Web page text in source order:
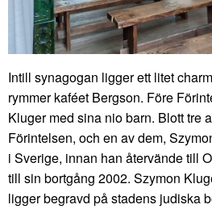
Intill synagogan ligger ett litet
rymmer kaféet Bergson. Före
Kluger med sina nio barn. Blott tre
Förintelsen, och en av dem,
i Sverige, innan han återvände till
till sin bortgång 2002. Szymon
ligger begravd på stadens judiska